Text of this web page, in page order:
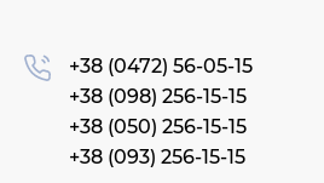
+38 (0472) 56-05-15
+38 (098) 256-15-15
+38 (050) 256-15-15
+38 (093) 256-15-15